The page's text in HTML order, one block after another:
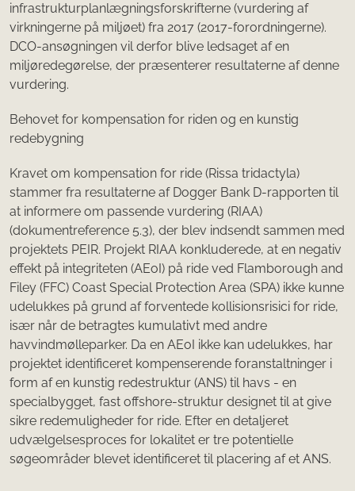
infrastrukturplanlægningsforskrifterne (vurdering af
virkningerne på miljøet) fra 2017 (2017-forordningerne).
DCO-ansøgningen vil derfor blive ledsaget af en
miljøredegørelse, der præsenterer resultaterne af denne
vurdering.
Behovet for kompensation for riden og en kunstig
redebygning
Kravet om kompensation for ride (Rissa tridactyla)
stammer fra resultaterne af Dogger Bank D-rapporten til
at informere om passende vurdering (RIAA)
(dokumentreference 5.3), der blev indsendt sammen med
projektets PEIR. Projekt RIAA konkluderede, at en negativ
effekt på integriteten (AEoI) på ride ved Flamborough and
Filey (FFC) Coast Special Protection Area (SPA) ikke kunne
udelukkes på grund af forventede kollisionsrisici for ride,
især når de betragtes kumulativt med andre
havvindmølleparker. Da en AEoI ikke kan udelukkes, har
projektet identificeret kompenserende foranstaltninger i
form af en kunstig redestruktur (ANS) til havs - en
specialbygget, fast offshore-struktur designet til at give
sikre redemuligheder for ride. Efter en detaljeret
udvælgelsesproces for lokalitet er tre potentielle
søgeområder blevet identificeret til placering af et ANS.